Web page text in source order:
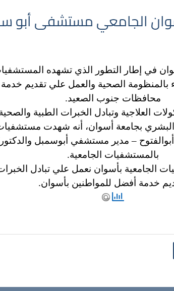
الجامعي مستشفى أبو
في إطار التطور الذي تشهده
بالمنظومة الصحية والعمل علي تقديم
محافظات جنوب الصعيد.
العلاجية وتبادل الخبرات الطبية
بجامعة أسوان، أنه شهدت
– مدير مستشفي أبوسمبل
بالمستشفيات الجامعية.
الجامعية بأسوان نعمل علي تبادل
خدمة أفضل للمواطنين بأسوان.